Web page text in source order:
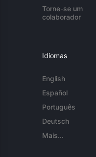
Torne-se um
colaborador
Idiomas
English
Español
Português
Deutsch
Mais...